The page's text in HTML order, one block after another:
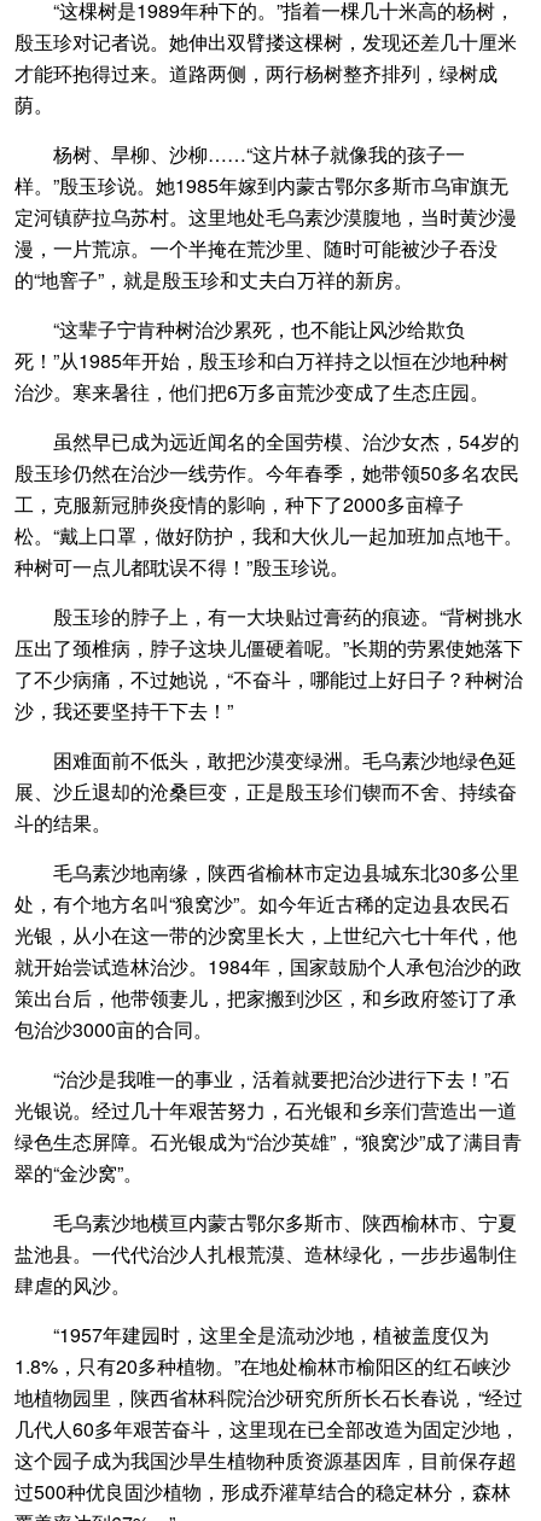
“这棵树是1989年种下的。”指着一棵几十米高的杨树，
殷玉珍对记者说。她伸出双臂搂这棵树，发现还差几十厘米
才能环抱得过来。道路两侧，两行杨树整齐排列，绿树成
荫。
杨树、旱柳、沙柳……“这片林子就像我的孩子一
样。”殷玉珍说。她1985年嫁到内蒙古鄂尔多斯市乌审旗无
定河镇萨拉乌苏村。这里地处毛乌素沙漠腹地，当时黄沙漫
漫，一片荒凉。一个半掩在荒沙里、随时可能被沙子吞没
的“地窨子”，就是殷玉珍和丈夫白万祥的新房。
“这辈子宁肯种树治沙累死，也不能让风沙给欺负
死！”从1985年开始，殷玉珍和白万祥持之以恒在沙地种树
治沙。寒来暑往，他们把6万多亩荒沙变成了生态庄园。
虽然早已成为远近闻名的全国劳模、治沙女杰，54岁的
殷玉珍仍然在治沙一线劳作。今年春季，她带领50多名农民
工，克服新冠肺炎疫情的影响，种下了2000多亩樟子
松。“戴上口罩，做好防护，我和大伙儿一起加班加点地干。
种树可一点儿都耽误不得！”殷玉珍说。
殷玉珍的脖子上，有一大块贴过膏药的痕迹。“背树挑水
压出了颈椎病，脖子这块儿僵硬着呢。”长期的劳累使她落下
了不少病痛，不过她说，“不奋斗，哪能过上好日子？种树治
沙，我还要坚持干下去！”
困难面前不低头，敢把沙漠变绿洲。毛乌素沙地绿色延
展、沙丘退却的沧桑巨变，正是殷玉珍们锲而不舍、持续奋
斗的结果。
毛乌素沙地南缘，陕西省榆林市定边县城东北30多公里
处，有个地方名叫“狼窝沙”。如今年近古稀的定边县农民石
光银，从小在这一带的沙窝里长大，上世纪六七十年代，他
就开始尝试造林治沙。1984年，国家鼓励个人承包治沙的政
策出台后，他带领妻儿，把家搬到沙区，和乡政府签订了承
包治沙3000亩的合同。
“治沙是我唯一的事业，活着就要把治沙进行下去！”石
光银说。经过几十年艰苦努力，石光银和乡亲们营造出一道
绿色生态屏障。石光银成为“治沙英雄”，“狼窝沙”成了满目青
翠的“金沙窝”。
毛乌素沙地横亘内蒙古鄂尔多斯市、陕西榆林市、宁夏
盐池县。一代代治沙人扎根荒漠、造林绿化，一步步遏制住
肆虐的风沙。
“1957年建园时，这里全是流动沙地，植被盖度仅为
1.8%，只有20多种植物。”在地处榆林市榆阳区的红石峡沙
地植物园里，陕西省林科院治沙研究所所长石长春说，“经过
几代人60多年艰苦奋斗，这里现在已全部改造为固定沙地，
这个园子成为我国沙旱生植物种质资源基因库，目前保存超
过500种优良固沙植物，形成乔灌草结合的稳定林分，森林